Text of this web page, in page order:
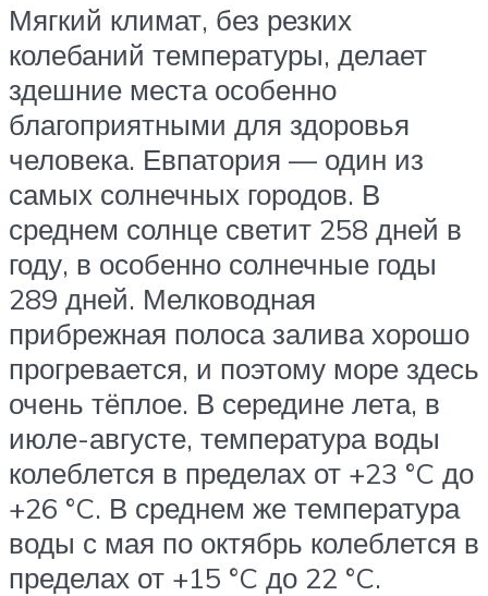
Мягкий климат, без резких
колебаний температуры, делает
здешние места особенно
благоприятными для здоровья
человека. Евпатория — один из
самых солнечных городов. В
среднем солнце светит 258 дней в
году, в особенно солнечные годы
289 дней. Мелководная
прибрежная полоса залива хорошо
прогревается, и поэтому море здесь
очень тёплое. В середине лета, в
июле-августе, температура воды
колеблется в пределах от +23 °C до
+26 °C. В среднем же температура
воды с мая по октябрь колеблется в
пределах от +15 °C до 22 °C.